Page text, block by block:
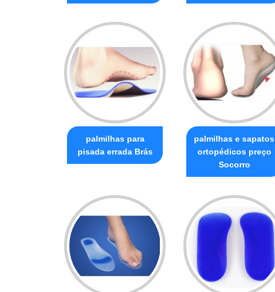
palmilhas para
pisada errada Brás
palmilhas e sapatos
ortopédicos preço
Socorro